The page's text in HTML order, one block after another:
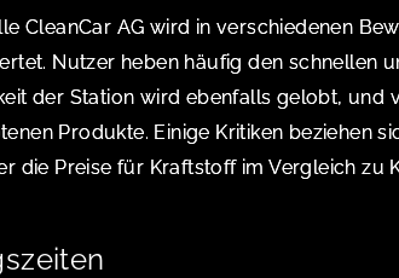
CleanCar AG wird in verschiedenen
Nutzer heben häufig den schnellen
der Station wird ebenfalls gelobt, und
Produkte. Einige Kritiken beziehen
die Preise für Kraftstoff im Vergleich zu